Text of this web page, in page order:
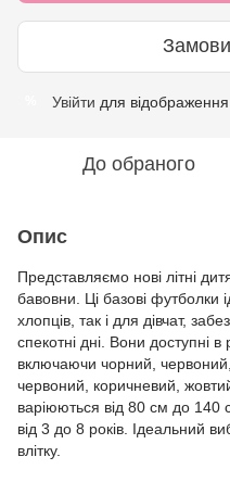
Увійти для
До обраного
Опис
Представляємо нові літні
бавовни. Ці базові футболки
хлопців, так і для дівчат,
спекотні дні. Вони доступні в
включаючи чорний,
червоний, коричневий,
варіюються від 80 см до 140
від 3 до 8 років. Ідеальний
влітку.